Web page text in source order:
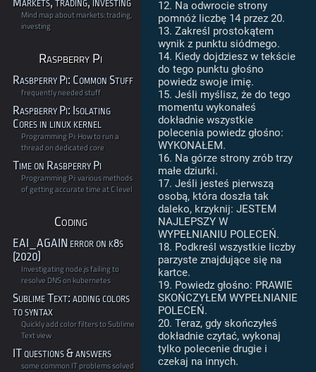
Mind map about markets: trading,
investing
Raspberry Pi
Rasbperry Pi: Common Stuff
frequently needed stuff
Raspberry Pi: Isolating
Cores in linux kernel
Programming Pi: How to run a
thread on dedicated core
Time on Rasbperry Pi
Programming Pi: various methods
of getting accurate time at C level
Coding
EAI_AGAIN error on k8s
(2020)
Investigating node.js failing to
resolve DNS on kubernetes
Sublime Text: adding colors
to syntax
Quickly add color filters to Sublime
Text view
IT questions & answers
some common IT problems solved
12. Na odwrocie strony
pomnóż liczbę 14 przez 20.
13. Zakreśl prostokątem
wynik z punktu siódmego.
14. Kiedy dojdziesz w tekście
do tego punktu głośno
powiedz swoje imię.
15. Jeśli myślisz, że do tego
momentu wykonałeś
dokładnie wszystkie
polecenia powiedz głośno:
WYKONAŁEM.
16. Na górze strony zrób trzy
małe dziurki.
17. Jeśli jesteś pierwszą
osobą, która doszła tak
daleko, krzyknij: JESTEM
NAJLEPSZY W
WYPEŁNIANIU POLECEŃ.
18. Podkreśl wszystkie liczby
parzyste znajdujące się na
kartce.
19. Powiedz głośno: PRAWIE
SKOŃCZYŁEM WYPEŁNIANIE
POLECEŃ.
20. Teraz, gdy skończyłeś
dokładnie czytać, wykonaj
tylko polecenie drugie i
czekaj na innych.